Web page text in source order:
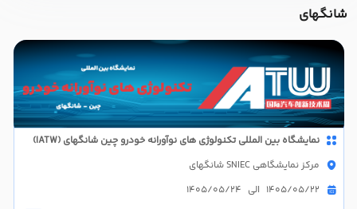
شانگهای
نمایشگاه بین المللی تکنولوژی های نوآورانه خودرو چین شانگهای (IATW)
مرکز نمایشگاهی SNIEC شانگهای
1405/05/22 الی 1405/05/24